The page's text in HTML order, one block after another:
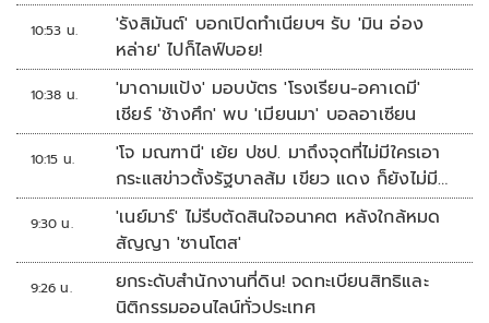
10:53 น.
'รังสิมันต์' บอกเปิดทำเนียบฯ รับ 'มิน อ่อง
หล่าย' ไปก็ไลฟ์บอย!
10:38 น.
'มาดามแป้ง' มอบบัตร 'โรงเรียน-อคาเดมี'
เชียร์ 'ช้างศึก' พบ 'เมียนมา' บอลอาเซียน
10:15 น.
'โจ มณฑานี' เย้ย ปชป. มาถึงจุดที่ไม่มีใครเอา
กระแสข่าวตั้งรัฐบาลส้ม เขียว แดง ก็ยังไม่มีฟ้า
เลย
9:30 น.
'เนย์มาร์' ไม่รีบตัดสินใจอนาคต หลังใกล้หมด
สัญญา 'ซานโตส'
9:26 น.
ยกระดับสำนักงานที่ดิน! จดทะเบียนสิทธิและ
นิติกรรมออนไลน์ทั่วประเทศ